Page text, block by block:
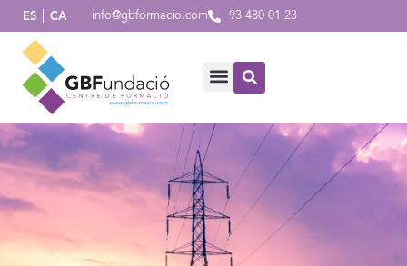
ES CA info@gbformacio.com 93 480 01 23